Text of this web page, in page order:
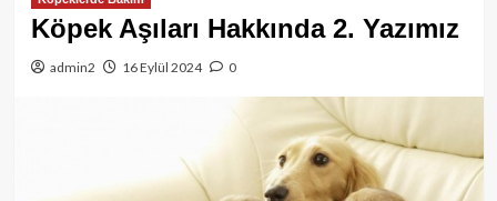
Köpek Aşıları Hakkında 2. Yazımız
admin2 16 Eylül 2024 0